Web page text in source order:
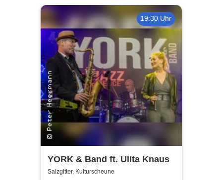
19:30 Uhr
YORK & Band ft. Ulita Knaus
Salzgitter, Kulturscheune